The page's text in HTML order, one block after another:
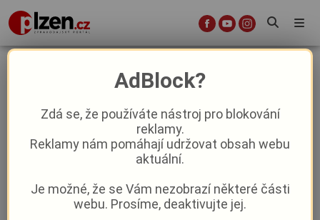
Členové plzeňského Trabantklubu
přivítali květen sváteční vyjížďkou s
bohatým programem
Kultura
Peggy Kýrová –2. 5. 2023|05:15
AdBlock?
Zdá se, že používáte nástroj pro blokování
reklamy.
Reklamy nám pomáhají udržovat obsah webu
aktuální.
Je možné, že se Vám nezobrazí některé části
webu. Prosíme, deaktivujte jej.